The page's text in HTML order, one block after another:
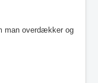
man overdækker og